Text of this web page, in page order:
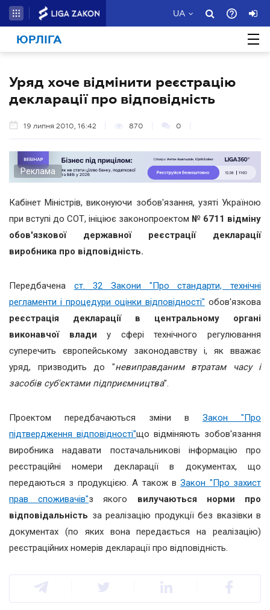
UA
ЮРЛІГА
Уряд хоче відмінити реєстрацію
декларації про відповідність
19 липня 2010, 16:42 870 0
Реклама
Кабінет Міністрів, виконуючи зобов'язання, узяті Україною
при вступі до СОТ, ініціює законопроектом № 6711 відміну
обов'язкової державної реєстрації декларації
виробника про відповідність.
Передбачена ст. 32 Закони "Про стандарти, технічні
регламенти і процедури оцінки відповідності" обов'язкова
реєстрація декларації в центральному органі
виконавчої влади у сфері технічного регулювання
суперечить європейському законодавству і, як вважає
уряд, призводить до "невиправданим втратам часу і
засобів суб'єктами підприємництва".
Проектом передбачаються зміни в Закон "Про
підтвердження відповідності"що відміняють зобов'язання
виробника надавати постачальникові інформацію про
реєстраційні номери декларації в документах, що
передаються з продукцією. А також вЗакон "Про захист
прав споживачів"з якого вилучаються норми про
відповідальність за реалізацію продукції без вказівки в
документах (по яких вона передається на реалізацію)
реєстраційних номерів декларації про відповідність.